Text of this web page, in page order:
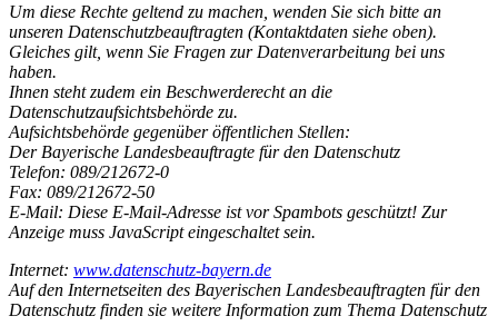
Um diese Rechte geltend zu machen, wenden Sie sich bitte an
unseren Datenschutzbeauftragten (Kontaktdaten siehe oben).
Gleiches gilt, wenn Sie Fragen zur Datenverarbeitung bei uns
haben.
Ihnen steht zudem ein Beschwerderecht an die
Datenschutzaufsichtsbehörde zu.
Aufsichtsbehörde gegenüber öffentlichen Stellen:
Der Bayerische Landesbeauftragte für den Datenschutz
Telefon: 089/212672-0
Fax: 089/212672-50
E-Mail: Diese E-Mail-Adresse ist vor Spambots geschützt! Zur
Anzeige muss JavaScript eingeschaltet sein.
Internet: www.datenschutz-bayern.de
Auf den Internetseiten des Bayerischen Landesbeauftragten für den
Datenschutz finden sie weitere Information zum Thema Datenschutz